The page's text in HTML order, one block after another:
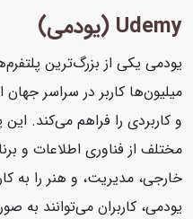
Udemy (یودمی)
یودمی یکی از بزرگ‌ترین
میلیون‌ها کاربر در سراسر
و کاربردی را فراهم می‌کند. این
مختلف از فناوری اطلاعات و
خارجی، مدیریت، و هنر را به
یودمی، کاربران می‌توانند به